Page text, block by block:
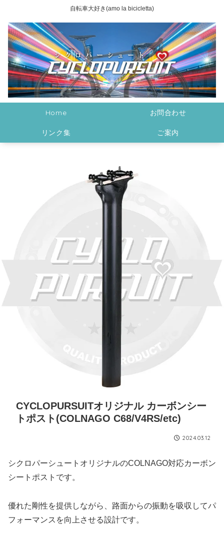
自転車大好き(amo la bicicletta)
Home お問合わせ
リンク集 ご案内
CYCLOPURSUITオリジナル カーボンシー
トポスト(COLNAGO C68/V4RS/etc)
2024.03.12
シクロパーシュートオリジナルのCOLNAGO対応カーボン
シートポストです。
優れた剛性を提供しながら、路面からの振動を吸収してパ
フォーマンスを向上させる設計です。